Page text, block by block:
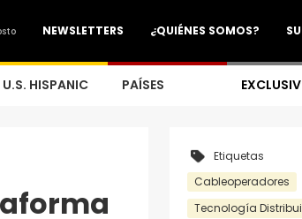
¿QUIÉNES SOMOS?
NEWSLETTERS
U.S. HISPANIC PAÍSES
Etiquetas
Cableoperadores
Tecnología